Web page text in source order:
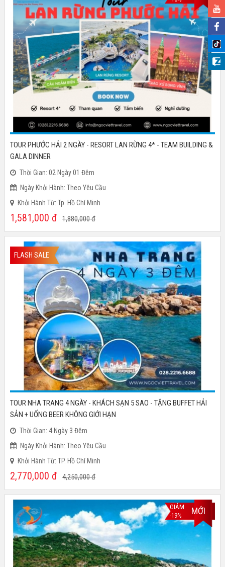
TOUR PHƯỚC HẢI 2 NGÀY - RESORT LAN RỪNG 4* - TEAM BUILDING &
GALA DINNER
Thời Gian: 02 Ngày 01 Đêm
Ngày Khởi Hành: Theo Yêu Cầu
Khởi Hành Từ: Tp. Hồ Chí Minh
1,581,000 đ 1,880,000đ
FLASH SALE
TOUR NHA TRANG 4 NGÀY - KHÁCH SẠN 5 SAO - TẶNG BUFFET HẢI
SẢN + UỐNG BEER KHÔNG GIỚI HẠN
Thời Gian: 4 Ngày 3 Đêm
Ngày Khởi Hành: Theo Yêu Cầu
Khởi Hành Từ: TP. Hồ Chí Minh
2,770,000 đ 4,250,000đ
GIẢM
-19%
MỚI